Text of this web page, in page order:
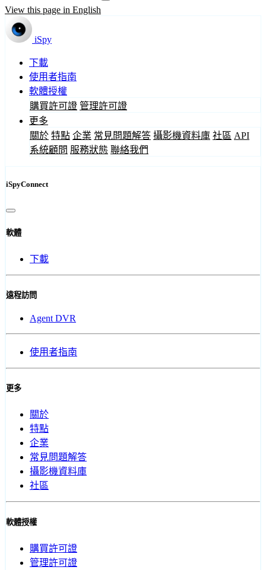
View this page in English
iSpy
下載
使用者指南
軟體授權
購買許可證 管理許可證
更多
關於 特點 企業 常見問題解答 攝影機資料庫 社區 API
系統顧問 服務狀態 聯絡我們
iSpyConnect
軟體
下載
遠程訪問
Agent DVR
使用者指南
更多
關於
特點
企業
常見問題解答
攝影機資料庫
社區
軟體授權
購買許可證
管理許可證